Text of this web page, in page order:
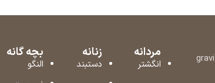
مردانه
انگشتر
زنانه
دستبند
بچه گانه
النگو